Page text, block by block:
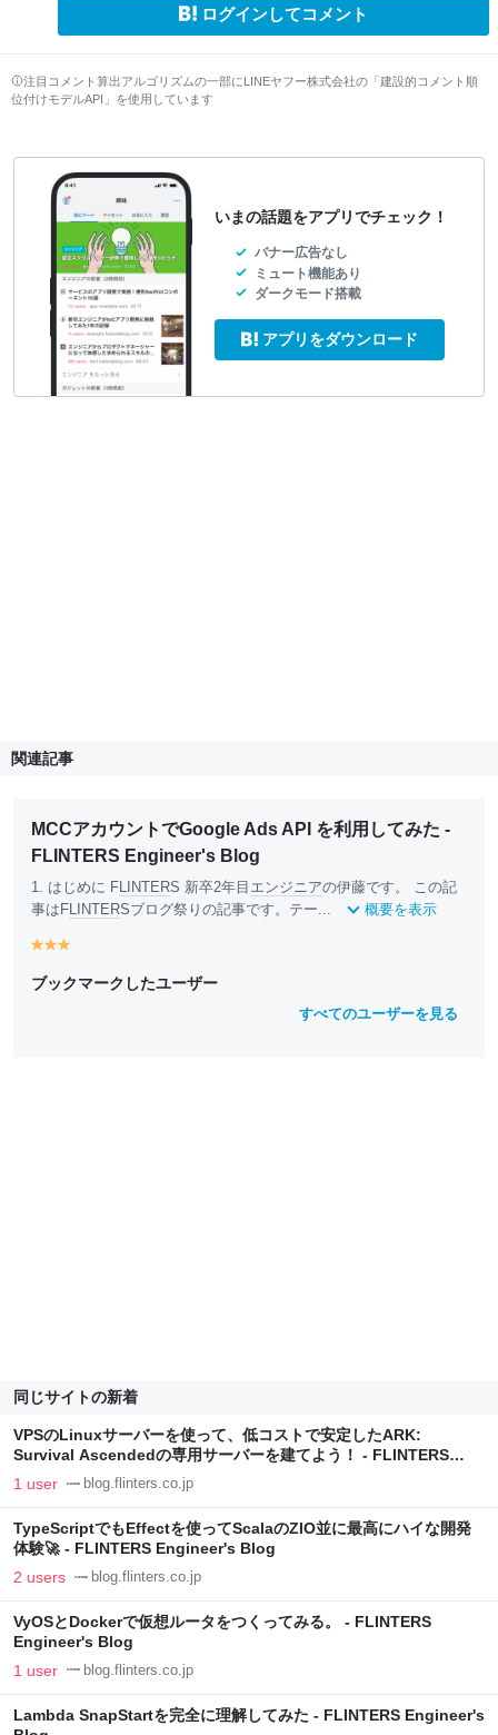
ログインしてコメント
注目コメント算出アルゴリズムの一部にLINEヤフー株式会社の「建設的コメント順
位付けモデルAPI」を使用しています
いまの話題をアプリでチェック！
バナー広告なし
ミュート機能あり
ダークモード搭載
アプリをダウンロード
関連記事
MCCアカウントでGoogle Ads API を利用してみた -
FLINTERS Engineer's Blog
1. はじめに FLINTERS 新卒2年目 エンジニアの伊藤です。 この記
事はFLINTERSブログ祭りの記事です。テー... 概要を表示
y
ll
y
ll ll
ブックマークしたユーザー
すべてのユーザーを見る
同じサイトの新着
VPSのLinuxサーバーを使って、低コストで安定したARK:
Survival Ascendedの専用サーバーを建てよう！ - FLINTERS
Engineer's Blog
1 user blog.flinters.co.jp
TypeScriptでもEffectを使ってScalaのZIO並に最高にハイな開発
体験🚀 - FLINTERS Engineer's Blog
2 users blog.flinters.co.jp
VyOSとDockerで仮想ルータをつくってみる。 - FLINTERS
Engineer's Blog
1 user blog.flinters.co.jp
Lambda SnapStartを完全に理解してみた - FLINTERS Engineer's